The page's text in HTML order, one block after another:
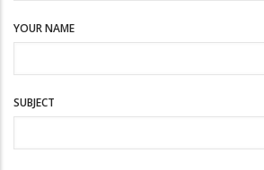
YOUR NAME
SUBJECT